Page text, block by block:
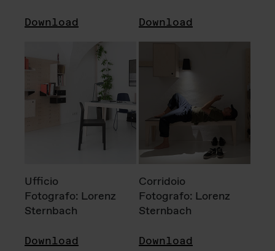
Download Download
Ufficio
Fotografo: Lorenz
Sternbach
Download
Corridoio
Fotografo: Lorenz
Sternbach
Download